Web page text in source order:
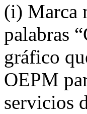
(i) Marca
palabras
gráfico
OEPM
servicios